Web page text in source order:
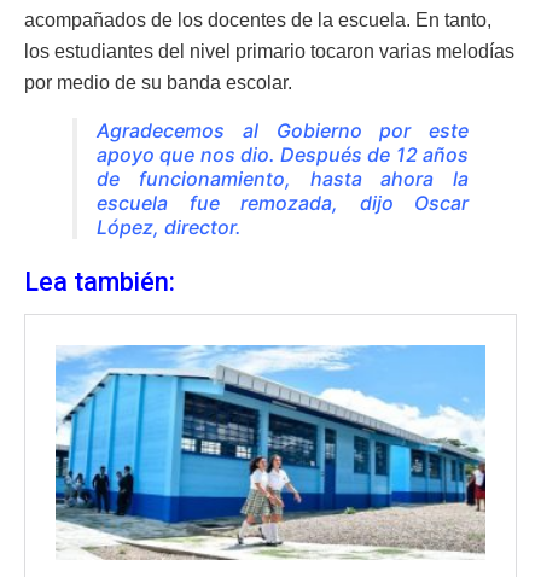
acompañados de los docentes de la escuela. En tanto,
los estudiantes del nivel primario tocaron varias melodías
por medio de su banda escolar.
Agradecemos al Gobierno por este
apoyo que nos dio. Después de 12 años
de funcionamiento, hasta ahora la
escuela fue remozada, dijo Oscar
López, director.
Lea también: